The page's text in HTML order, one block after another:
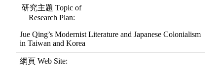
研究主題 Topic of
Research Plan:
Jue Qing’s Modernist Literature and Japanese Colonialism
in Taiwan and Korea
網頁 Web Site: